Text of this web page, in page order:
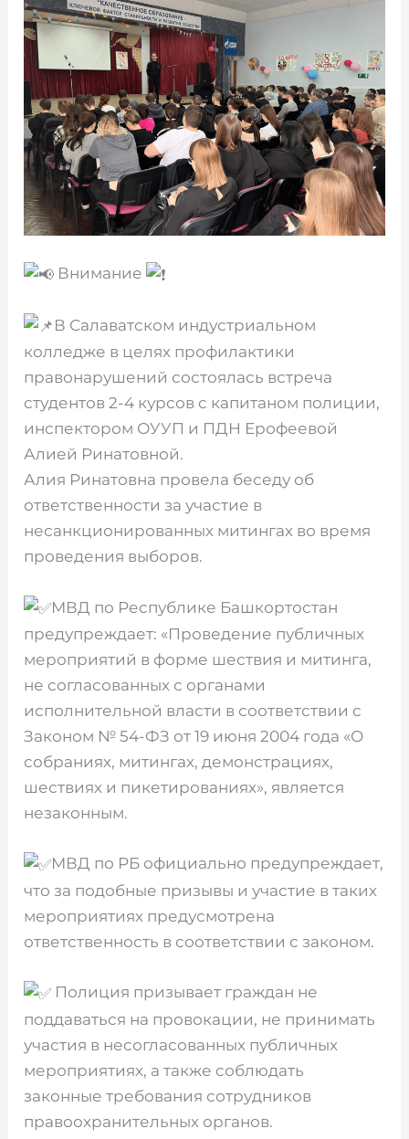
Внимание
В Салаватском индустриальном
колледже в целях профилактики
правонарушений состоялась встреча
студентов 2-4 курсов с капитаном полиции,
инспектором ОУУП и ПДН Ерофеевой
Алией Ринатовной.
Алия Ринатовна провела беседу об
ответственности за участие в
несанкционированных митингах во время
проведения выборов.
МВД по Республике Башкортостан
предупреждает: «Проведение публичных
мероприятий в форме шествия и митинга,
не согласованных с органами
исполнительной власти в соответствии с
Законом № 54-ФЗ от 19 июня 2004 года «О
собраниях, митингах, демонстрациях,
шествиях и пикетированиях», является
незаконным.
МВД по РБ официально предупреждает,
что за подобные призывы и участие в таких
мероприятиях предусмотрена
ответственность в соответствии с законом.
Полиция призывает граждан не
поддаваться на провокации, не принимать
участия в несогласованных публичных
мероприятиях, а также соблюдать
законные требования сотрудников
правоохранительных органов.